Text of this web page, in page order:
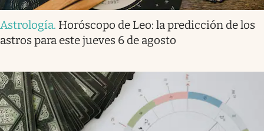
Astrología. Horóscopo de Leo: la predicción de los
astros para este jueves 6 de agosto